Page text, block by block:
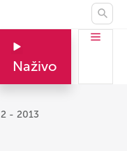
Naživo
2 - 2013